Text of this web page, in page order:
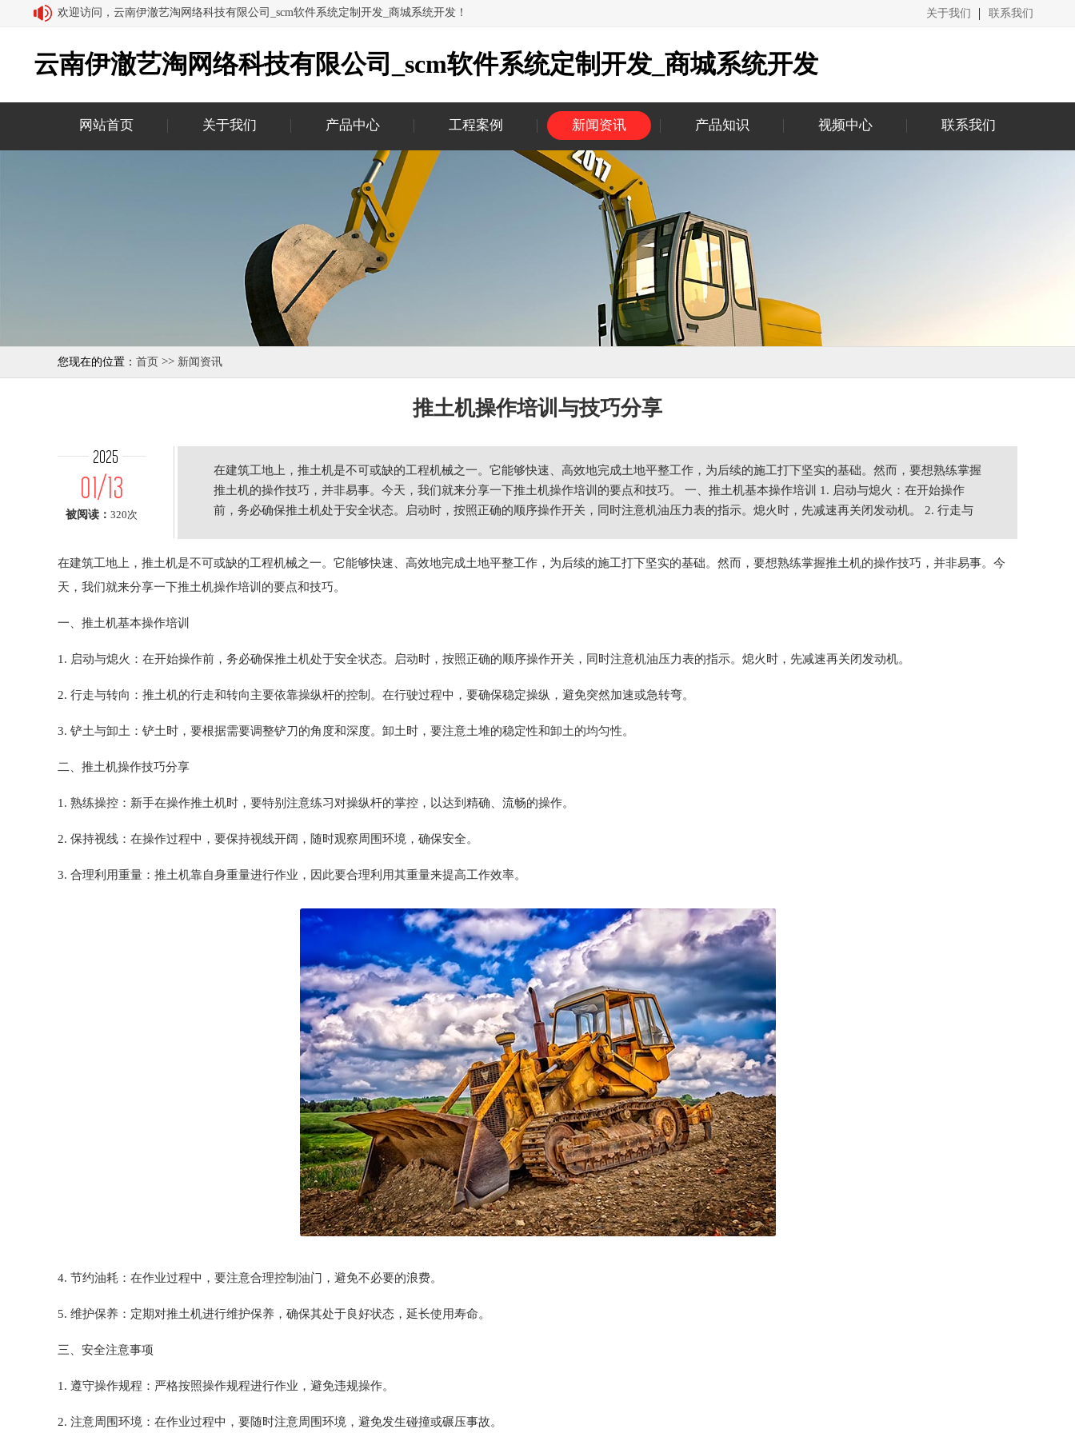
欢迎访问，云南伊澈艺淘网络科技有限公司_scm软件系统定制开发_商城系统开发！ 关于我们 联系我们
云南伊澈艺淘网络科技有限公司_scm软件系统定制开发_商城系统开发
网站首页 关于我们 产品中心 工程案例 新闻资讯 产品知识 视频中心 联系我们
您现在的位置： 首页 >> 新闻资讯
推土机操作培训与技巧分享
2025
01/13
被阅读： 320次
在建筑工地上，推土机是不可或缺的工程机械之一。它能够快速、高效地完成土地平整工作，为后续的施工打下坚实的基础。然而，要想熟练掌握
推土机的操作技巧，并非易事。今天，我们就来分享一下推土机操作培训的要点和技巧。 一、推土机基本操作培训 1. 启动与熄火：在开始操作
前，务必确保推土机处于安全状态。启动时，按照正确的顺序操作开关，同时注意机油压力表的指示。熄火时，先减速再关闭发动机。 2. 行走与
在建筑工地上，推土机是不可或缺的工程机械之一。它能够快速、高效地完成土地平整工作，为后续的施工打下坚实的基础。然而，要想熟练掌握推土机的操作技巧，并非易事。今
天，我们就来分享一下推土机操作培训的要点和技巧。
一、推土机基本操作培训
1. 启动与熄火：在开始操作前，务必确保推土机处于安全状态。启动时，按照正确的顺序操作开关，同时注意机油压力表的指示。熄火时，先减速再关闭发动机。
2. 行走与转向：推土机的行走和转向主要依靠操纵杆的控制。在行驶过程中，要确保稳定操纵，避免突然加速或急转弯。
3. 铲土与卸土：铲土时，要根据需要调整铲刀的角度和深度。卸土时，要注意土堆的稳定性和卸土的均匀性。
二、推土机操作技巧分享
1. 熟练操控：新手在操作推土机时，要特别注意练习对操纵杆的掌控，以达到精确、流畅的操作。
2. 保持视线：在操作过程中，要保持视线开阔，随时观察周围环境，确保安全。
3. 合理利用重量：推土机靠自身重量进行作业，因此要合理利用其重量来提高工作效率。
4. 节约油耗：在作业过程中，要注意合理控制油门，避免不必要的浪费。
5. 维护保养：定期对推土机进行维护保养，确保其处于良好状态，延长使用寿命。
三、安全注意事项
1. 遵守操作规程：严格按照操作规程进行作业，避免违规操作。
2. 注意周围环境：在作业过程中，要随时注意周围环境，避免发生碰撞或碾压事故。